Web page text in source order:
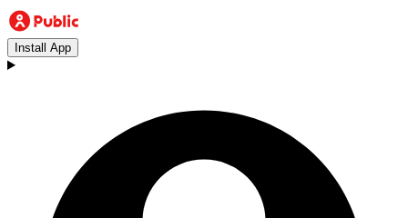
Install App